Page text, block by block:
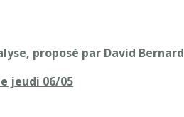
proposé par David Bernard
jeudi 06/05